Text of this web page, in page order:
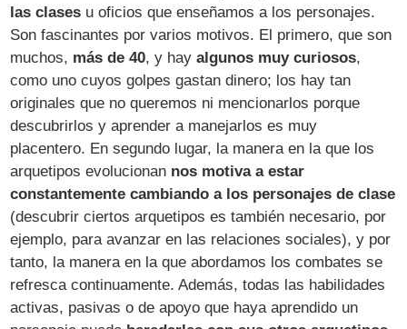
las clases u oficios que enseñamos a los personajes.
Son fascinantes por varios motivos. El primero, que son
muchos, más de 40, y hayalgunos muy curiosos,
como uno cuyos golpes gastan dinero; los hay tan
originales que no queremos ni mencionarlos porque
descubrirlos y aprender a manejarlos es muy
placentero. En segundo lugar, la manera en la que los
arquetipos evolucionan nos motiva a estar
constantemente cambiando a los personajes de clase
(descubrir ciertos arquetipos es también necesario, por
ejemplo, para avanzar en las relaciones sociales), y por
tanto, la manera en la que abordamos los combates se
refresca continuamente. Además, todas las habilidades
activas, pasivas o de apoyo que haya aprendido un